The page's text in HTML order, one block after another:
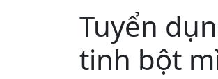
Tuyển
tinh bột